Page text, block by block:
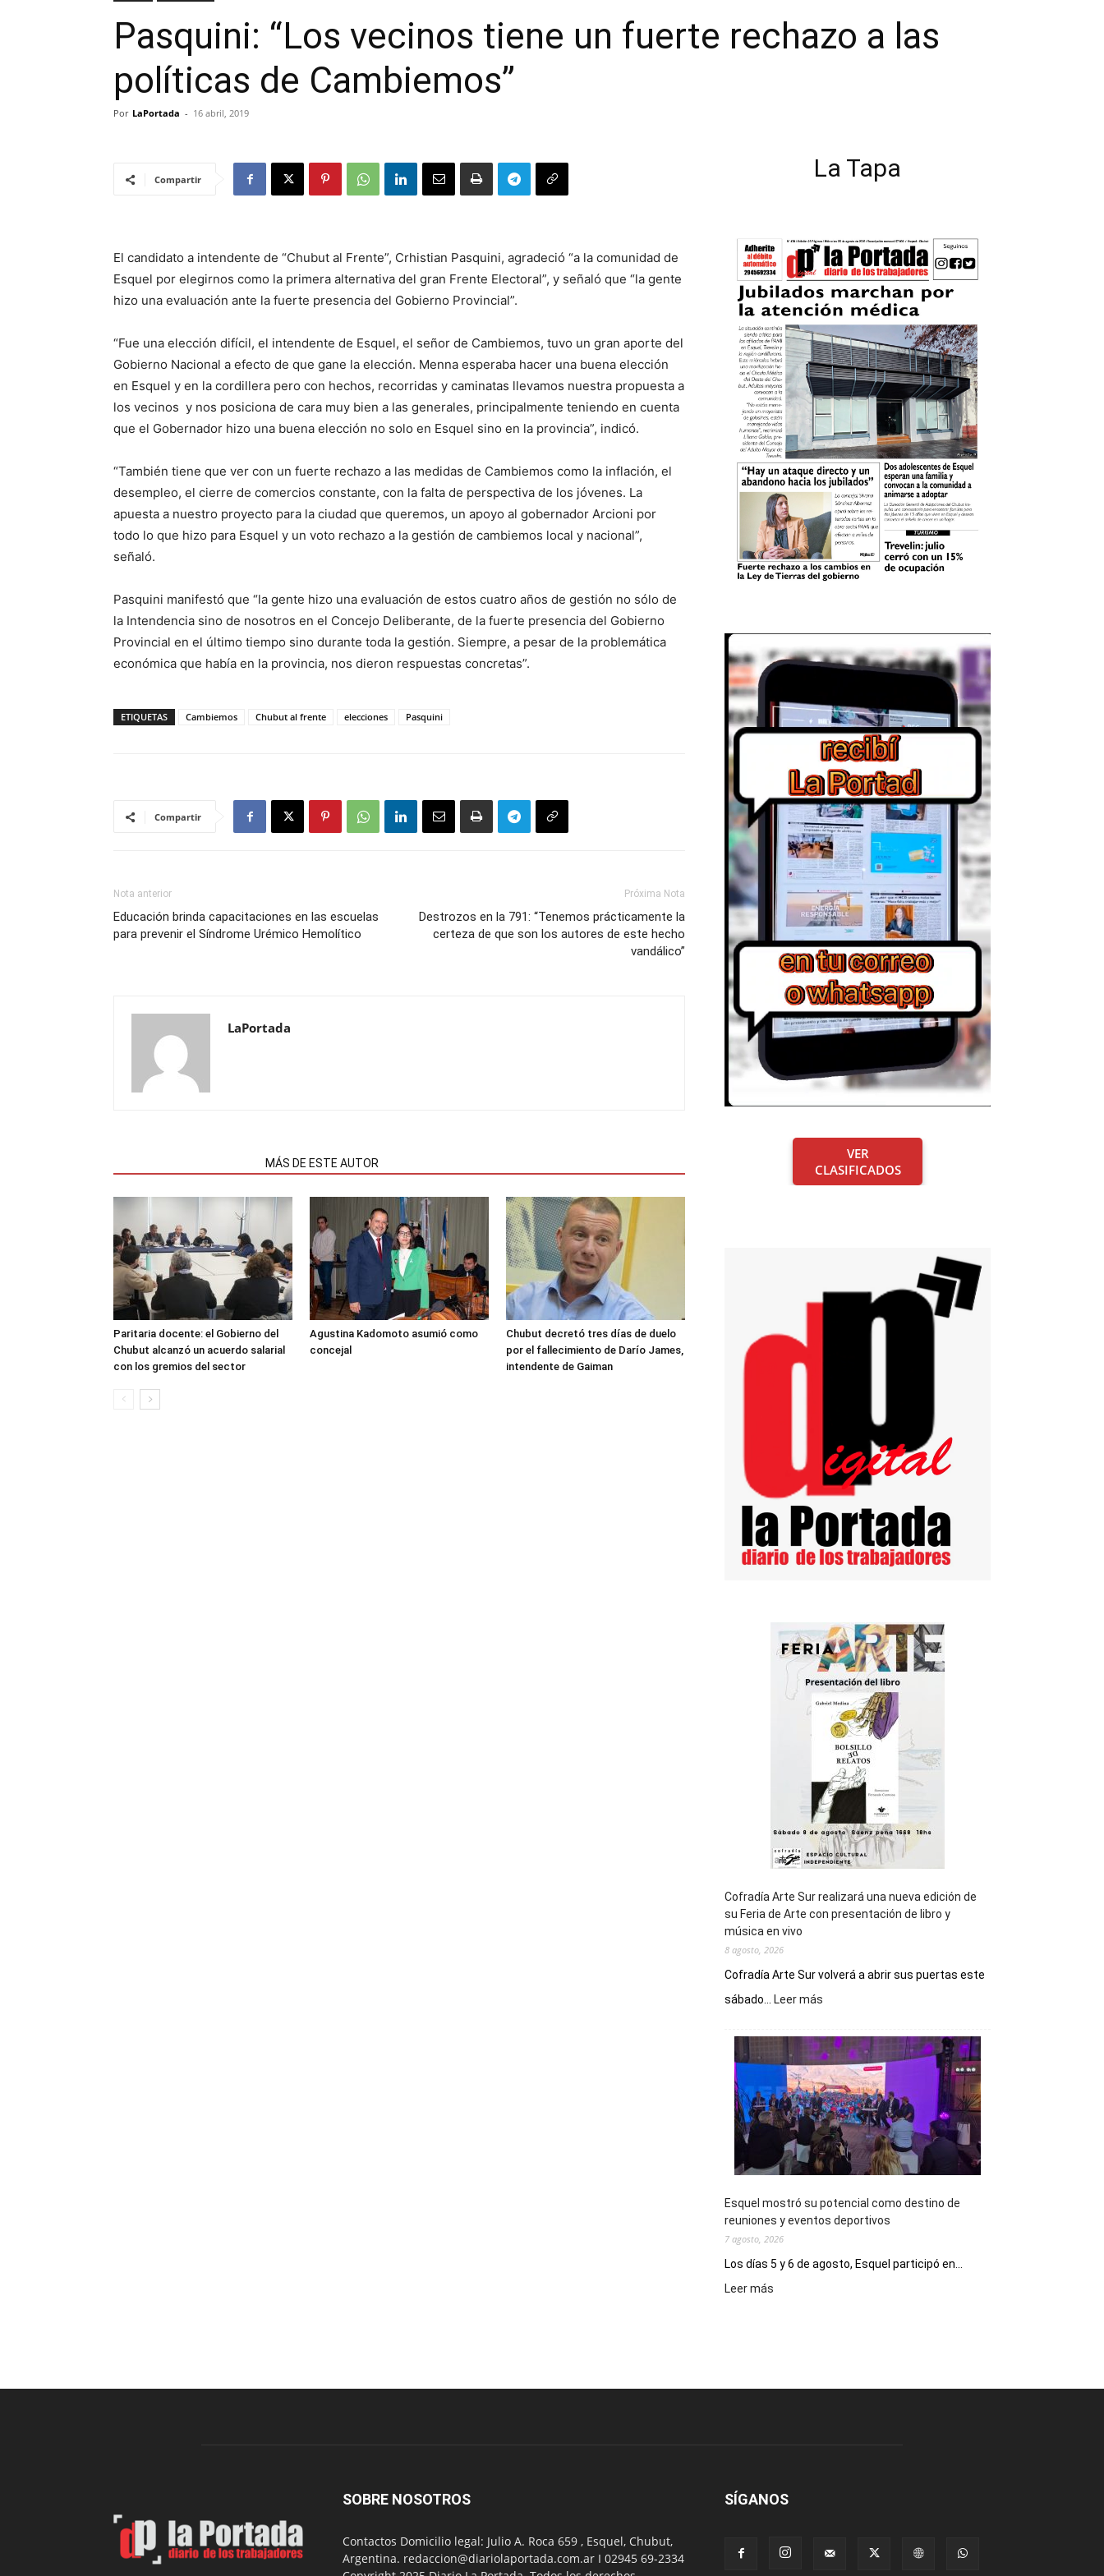
Pasquini: “Los vecinos tiene un fuerte rechazo a las
políticas de Cambiemos”
Por LaPortada - 16 abril, 2019
Compartir
El candidato a intendente de “Chubut al Frente”, Crhistian Pasquini, agradeció “a la comunidad de
Esquel por elegirnos como la primera alternativa del gran Frente Electoral”, y señaló que “la gente
hizo una evaluación ante la fuerte presencia del Gobierno Provincial”.
“Fue una elección difícil, el intendente de Esquel, el señor de Cambiemos, tuvo un gran aporte del
Gobierno Nacional a efecto de que gane la elección. Menna esperaba hacer una buena elección
en Esquel y en la cordillera pero con hechos, recorridas y caminatas llevamos nuestra propuesta a
los vecinos y nos posiciona de cara muy bien a las generales, principalmente teniendo en cuenta
que el Gobernador hizo una buena elección no solo en Esquel sino en la provincia”, indicó.
“También tiene que ver con un fuerte rechazo a las medidas de Cambiemos como la inflación, el
desempleo, el cierre de comercios constante, con la falta de perspectiva de los jóvenes. La
apuesta a nuestro proyecto para la ciudad que queremos, un apoyo al gobernador Arcioni por
todo lo que hizo para Esquel y un voto rechazo a la gestión de cambiemos local y nacional”,
señaló.
Pasquini manifestó que “la gente hizo una evaluación de estos cuatro años de gestión no sólo de
la Intendencia sino de nosotros en el Concejo Deliberante, de la fuerte presencia del Gobierno
Provincial en el último tiempo sino durante toda la gestión. Siempre, a pesar de la problemática
económica que había en la provincia, nos dieron respuestas concretas”.
ETIQUETAS Cambiemos Chubut al frente elecciones Pasquini
Compartir
Nota anterior
Educación brinda capacitaciones en las escuelas
para prevenir el Síndrome Urémico Hemolítico
Próxima Nota
Destrozos en la 791: “Tenemos prácticamente la
certeza de que son los autores de este hecho
vandálico”
LaPortada
MÁS DE ESTE AUTOR
Paritaria docente: el Gobierno del
Chubut alcanzó un acuerdo salarial
con los gremios del sector
Agustina Kadomoto asumió como
concejal
Chubut decretó tres días de duelo
por el fallecimiento de Darío James,
intendente de Gaiman
La Tapa
VER
CLASIFICADOS
Cofradía Arte Sur realizará una nueva edición de
su Feria de Arte con presentación de libro y
música en vivo
8 agosto, 2026
Cofradía Arte Sur volverá a abrir sus puertas este
sábado...
Leer más
Sur
realizará
una
nueva
edición
de
su
Feria
Arte
con
libro
Esquel mostró su potencial como destino de
reuniones y eventos deportivos
7 agosto, 2026
Los días 5 y 6 de agosto, Esquel participó en...
Leer más
destino
SOBRE NOSOTROS
Contactos Domicilio legal: Julio A. Roca 659 , Esquel, Chubut,
Argentina. redaccion@diariolaportada.com.ar I 02945 69-2334
SÍGANOS